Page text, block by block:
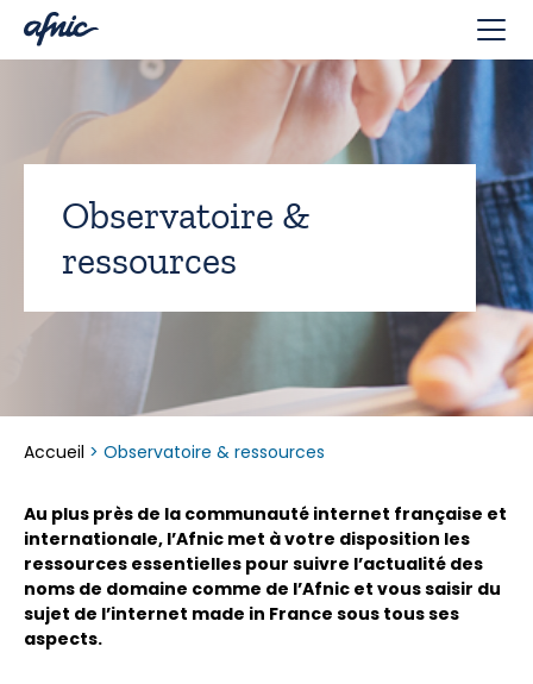
Observatoire &
ressources
Accueil > Observatoire & ressources
Au plus près de la communauté internet française et
internationale, l’Afnic met à votre disposition les
ressources essentielles pour suivre l’actualité des
noms de domaine comme de l’Afnic et vous saisir du
sujet de l’internet made in France sous tous ses
aspects.
Panneau de gestion des cookies